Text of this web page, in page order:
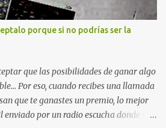
porque si no podrías ser la
que las posibilidades de ganar algo
Por eso, cuando recibes una llamada
que te ganastes un premio, lo mejor
enviado por un radio escucha donde nos